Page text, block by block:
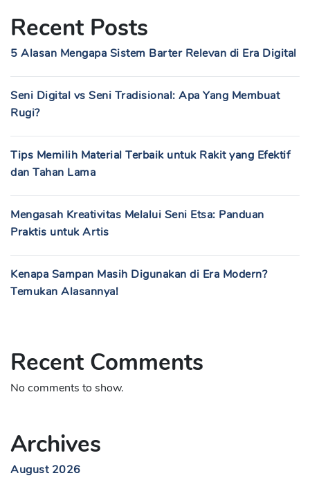
Recent Posts
5 Alasan Mengapa Sistem Barter Relevan di Era Digital
Seni Digital vs Seni Tradisional: Apa Yang Membuat
Rugi?
Tips Memilih Material Terbaik untuk Rakit yang Efektif
dan Tahan Lama
Mengasah Kreativitas Melalui Seni Etsa: Panduan
Praktis untuk Artis
Kenapa Sampan Masih Digunakan di Era Modern?
Temukan Alasannya!
Recent Comments
No comments to show.
Archives
August 2026